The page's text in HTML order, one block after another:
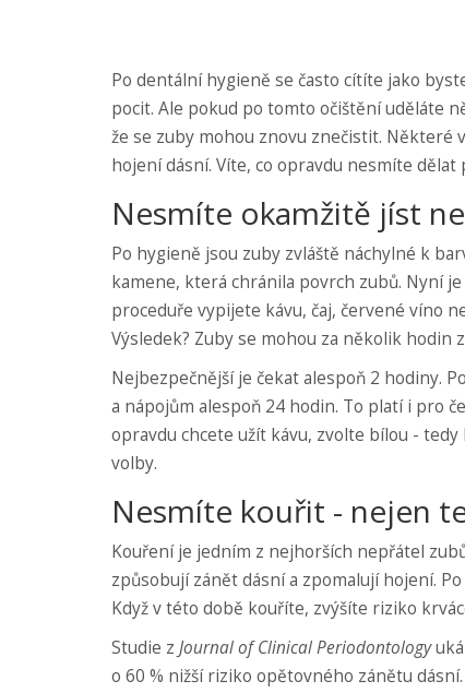
Po dentální hygieně se často cítíte jako
pocit. Ale pokud po tomto očištění uděláte
že se zuby mohou znovu znečistit.
hojení dásní. Víte, co opravdu nesmíte
Nesmíte okamžitě jíst
Po hygieně jsou zuby zvláště náchylné k
kamene, která chránila povrch zubů. Nyní
proceduře vypijete kávu, čaj, červené víno
Výsledek? Zuby se mohou za několik
Nejbezpečnější je čekat alespoň 2 hodiny.
a nápojům alespoň 24 hodin. To platí i pro
opravdu chcete užít kávu, zvolte bílou -
volby.
Nesmíte kouřit - nejen
Kouření je jedním z nejhorších nepřátel
způsobují zánět dásní a zpomalují hojení.
Když v této době kouříte, zvýšíte riziko
Studie z Journal of Clinical Periodontology
o 60 % nižší riziko opětovného zánětu